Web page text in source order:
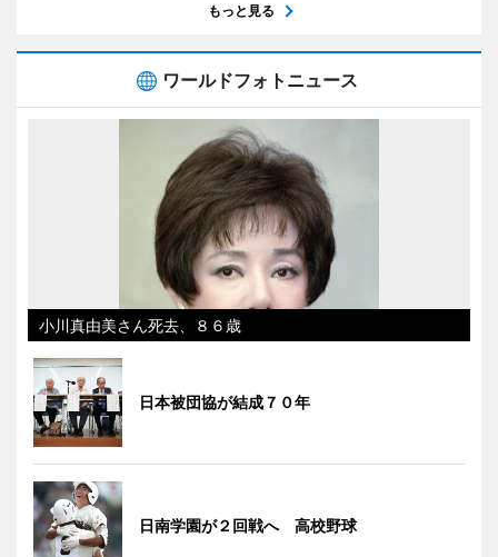
もっと見る
ワールドフォトニュース
小川真由美さん死去、８６歳
日本被団協が結成７０年
日南学園が２回戦へ 高校野球